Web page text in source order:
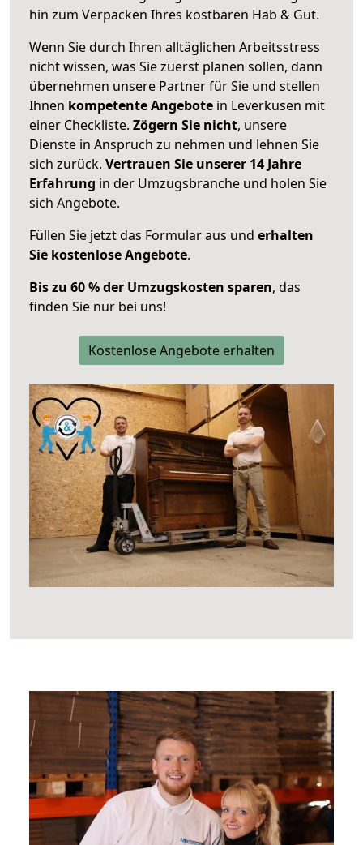
hin zum Verpacken Ihres kostbaren Hab & Gut.
Wenn Sie durch Ihren alltäglichen Arbeitsstress
nicht wissen, was Sie zuerst planen sollen, dann
übernehmen unsere Partner für Sie und stellen
Ihnen kompetente Angebote in Leverkusen mit
einer Checkliste. Zögern Sie nicht, unsere
Dienste in Anspruch zu nehmen und lehnen Sie
sich zurück. Vertrauen Sie unserer 14 Jahre
Erfahrung in der Umzugsbranche und holen Sie
sich Angebote.
Füllen Sie jetzt das Formular aus und erhalten
Sie kostenlose Angebote.
Bis zu 60 % der Umzugskosten sparen, das
finden Sie nur bei uns!
Kostenlose Angebote erhalten